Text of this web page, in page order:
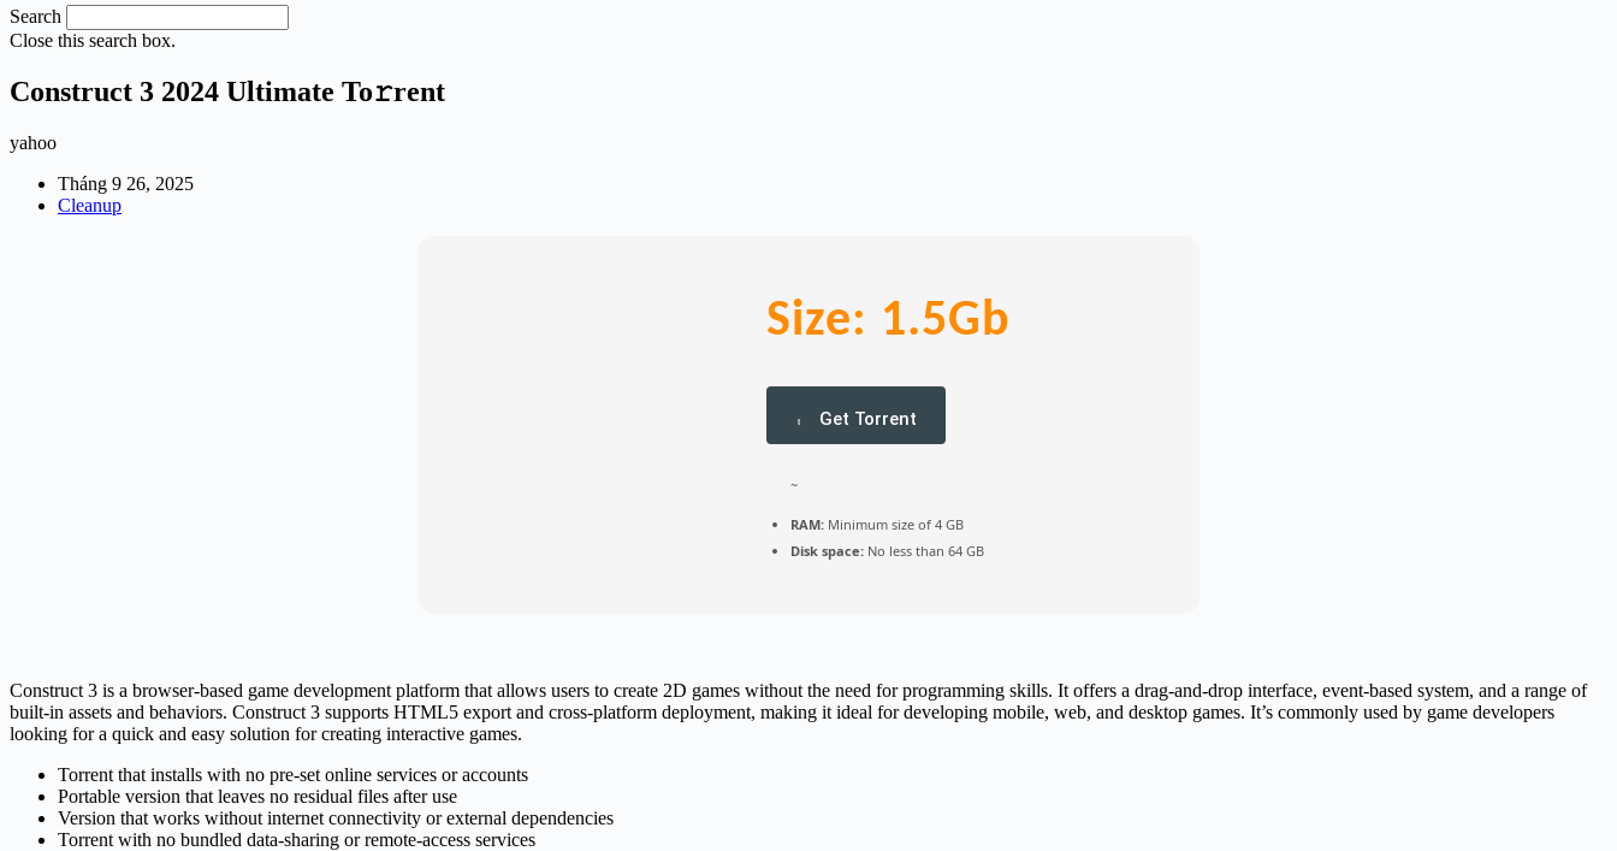
Search
Close this search box.
Construct 3 2024 Ultimate To𝚛rent
yahoo
Tháng 9 26, 2025
Cleanup
Size: 1.5Gb
Get Torrent
~
RAM: Minimum size of 4 GB
Disk space: No less than 64 GB
Construct 3 is a browser-based game development platform that allows users to create 2D games without the need for programming skills. It offers a drag-and-drop interface, event-based system, and a range of
built-in assets and behaviors. Construct 3 supports HTML5 export and cross-platform deployment, making it ideal for developing mobile, web, and desktop games. It’s commonly used by game developers
looking for a quick and easy solution for creating interactive games.
Torrent that installs with no pre-set online services or accounts
Portable version that leaves no residual files after use
Version that works without internet connectivity or external dependencies
Torrent with no bundled data-sharing or remote-access services